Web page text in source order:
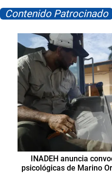
Contenido Patrocinado
INADEH anuncia
psicológicas de Marino